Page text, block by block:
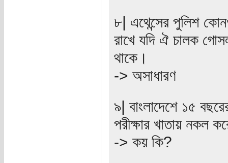
৮| এথেন্সের পুলিশ
রাখে যদি ঐ চালক
থাকে।
-> অসাধারণ
৯| বাংলাদেশে ১৫
পরীক্ষার খাতায় নকল
-> কয় কি?